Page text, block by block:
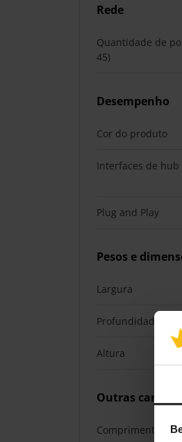
Rede
Quantidade de
45)
Desempenho
Cor do produto
Interfaces de hub
Plug and Play
Pesos e
Largura
Profundidade
Altura
Outras
Comprimento do